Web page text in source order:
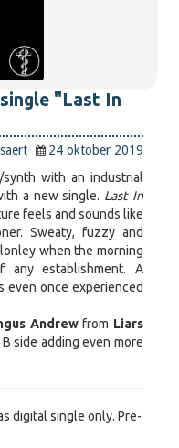
"Last In
24 oktober 2019
synth with an industrial
a new single. Last In
feels and sounds like
Sweaty, fuzzy and
when the morning
establishment. A
even once experienced
Andrewfrom Liars
side adding even more
digital single only. Pre-